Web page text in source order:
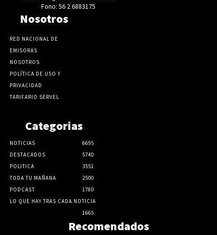
Fono: 56 2 6883175
Nosotros
RED NACIONAL DE
EMISORAS
NOSOTROS
POLÍTICA DE USO Y
PRIVACIDAD
TARIFARIO SERVEL
Categorias
NOTICIAS
6695
DESTACADOS
5740
POLITICA
3551
TODA TU MAÑANA
2500
PODCAST
1780
LO QUE HAY TRAS CADA NOTICIA
1665
Recomendados